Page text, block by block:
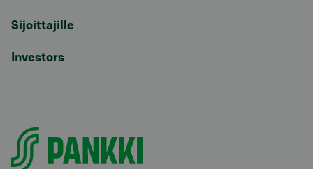
Sijoittajille
Investors